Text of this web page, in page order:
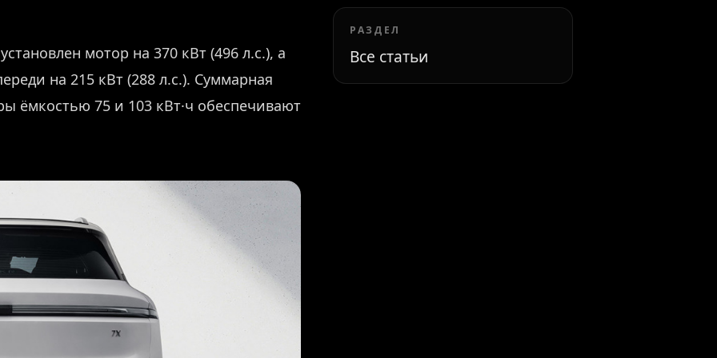
мотор на 370 кВт (496 л.с.), а
на 215 кВт (288 л.с.). Суммарная
ёмкостью 75 и 103 кВт·ч обеспечивают
РАЗДЕЛ
Все статьи